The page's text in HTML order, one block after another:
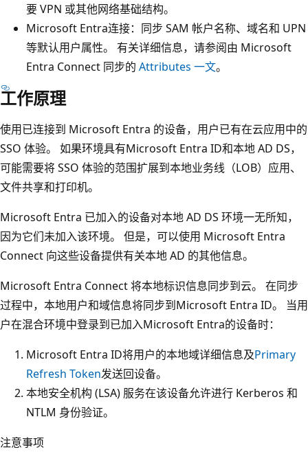
要 VPN 或其他网络基础结构。
Microsoft Entra连接：同步 SAM 帐户名称、域名和 UPN
等默认用户属性。 有关详细信息，请参阅由 Microsoft
Entra Connect 同步的 Attributes 一文。
工作原理
使用已连接到 Microsoft Entra 的设备，用户已有在云应用中的
SSO 体验。 如果环境具有Microsoft Entra ID和本地 AD DS，
可能需要将 SSO 体验的范围扩展到本地业务线（LOB）应用、
文件共享和打印机。
Microsoft Entra 已加入的设备对本地 AD DS 环境一无所知，
因为它们未加入该环境。 但是，可以使用 Microsoft Entra
Connect 向这些设备提供有关本地 AD 的其他信息。
Microsoft Entra Connect 将本地标识信息同步到云。 在同步
过程中，本地用户和域信息将同步到Microsoft Entra ID。 当用
户在混合环境中登录到已加入Microsoft Entra的设备时：
Microsoft Entra ID将用户的本地域详细信息及Primary
Refresh Token发送回设备。
本地安全机构 (LSA) 服务在该设备允许进行 Kerberos 和
NTLM 身份验证。
注意事项